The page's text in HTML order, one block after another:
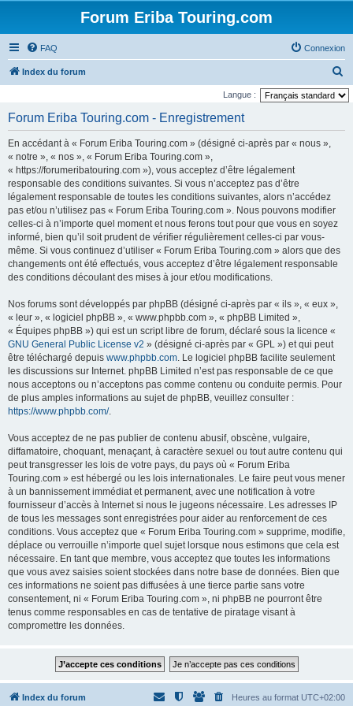
Forum Eriba Touring.com
FAQ Connexion
Index du forum
e
Langue :
Forum Eriba Touring.com - Enregistrement
En accédant à « Forum Eriba Touring.com » (désigné ci-après par « nous »,
« notre », « nos », « Forum Eriba Touring.com »,
« https://forumeribatouring.com »), vous acceptez d’être légalement
responsable des conditions suivantes. Si vous n’acceptez pas d’être
légalement responsable de toutes les conditions suivantes, alors n’accédez
pas et/ou n’utilisez pas « Forum Eriba Touring.com ». Nous pouvons modifier
celles-ci à n’importe quel moment et nous ferons tout pour que vous en soyez
informé, bien qu’il soit prudent de vérifier régulièrement celles-ci par vous-
même. Si vous continuez d’utiliser « Forum Eriba Touring.com » alors que des
changements ont été effectués, vous acceptez d’être légalement responsable
des conditions découlant des mises à jour et/ou modifications.
Nos forums sont développés par phpBB (désigné ci-après par « ils », « eux »,
« leur », « logiciel phpBB », « www.phpbb.com », « phpBB Limited »,
« Équipes phpBB ») qui est un script libre de forum, déclaré sous la licence «
GNU General Public License v2 » (désigné ci-après par « GPL ») et qui peut
être téléchargé depuis www.phpbb.com. Le logiciel phpBB facilite seulement
les discussions sur Internet. phpBB Limited n’est pas responsable de ce que
nous acceptons ou n’acceptons pas comme contenu ou conduite permis. Pour
de plus amples informations au sujet de phpBB, veuillez consulter :
https://www.phpbb.com/.
Vous acceptez de ne pas publier de contenu abusif, obscène, vulgaire,
diffamatoire, choquant, menaçant, à caractère sexuel ou tout autre contenu qui
peut transgresser les lois de votre pays, du pays où « Forum Eriba
Touring.com » est hébergé ou les lois internationales. Le faire peut vous mener
à un bannissement immédiat et permanent, avec une notification à votre
fournisseur d’accès à Internet si nous le jugeons nécessaire. Les adresses IP
de tous les messages sont enregistrées pour aider au renforcement de ces
conditions. Vous acceptez que « Forum Eriba Touring.com » supprime, modifie,
déplace ou verrouille n’importe quel sujet lorsque nous estimons que cela est
nécessaire. En tant que membre, vous acceptez que toutes les informations
que vous avez saisies soient stockées dans notre base de données. Bien que
ces informations ne soient pas diffusées à une tierce partie sans votre
consentement, ni « Forum Eriba Touring.com », ni phpBB ne pourront être
tenus comme responsables en cas de tentative de piratage visant à
compromettre les données.
Index du forum Heures au format UTC+02:00